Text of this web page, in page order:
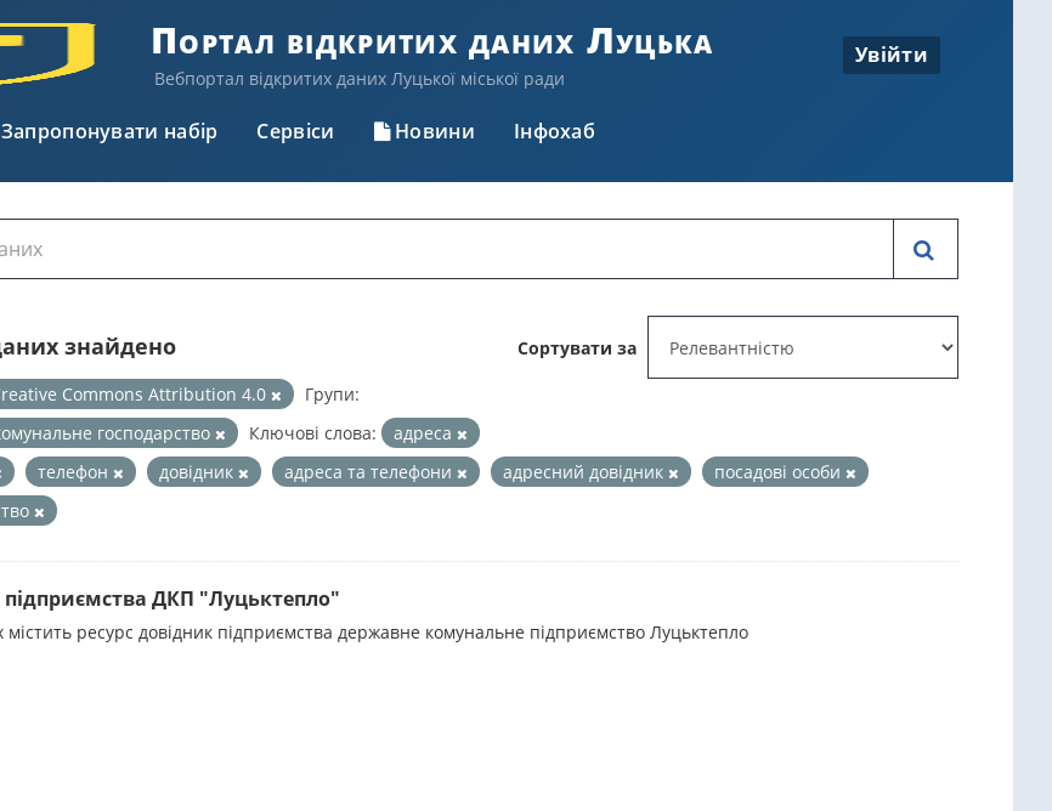
Портал відкритих даних Луцька
Вебпортал відкритих даних Луцької міської ради
Увійти
Запропонувати набір Сервіси Новини Інфохаб
Сортувати за
знайдено
Commons Attribution 4.0
Групи:
господарство
Ключові слова:
адреса
телефон довідник адреса та телефони адресний довідник
посадові особи
ДКП "Луцьктепло"
містить ресурс довідник підприємства державне комунальне підприємство Луцьктепло